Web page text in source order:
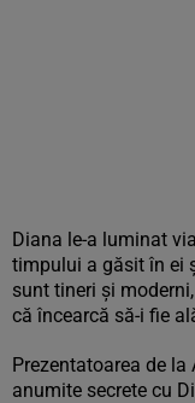
Diana le-a luminat
timpului a găsit în ei
sunt tineri și
că încearcă să-i fie
Prezentatoarea de
anumite secrete cu